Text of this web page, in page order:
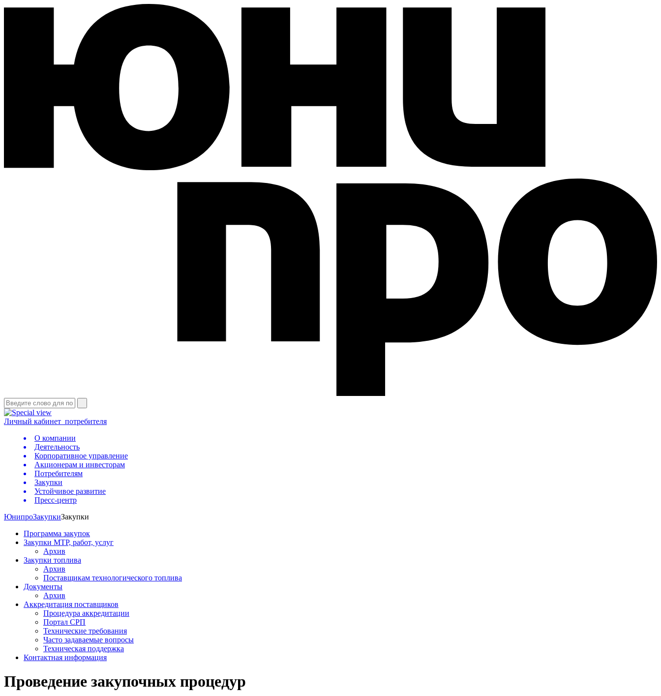
Личный кабинет потребителя
О компании
Деятельность
Корпоративное управление
Акционерам и инвесторам
Потребителям
Закупки
Устойчивое развитие
Пресс-центр
ЮнипроЗакупкиЗакупки
Программа закупок
Закупки МТР, работ, услуг
Архив
Закупки топлива
Архив
Поставщикам технологического топлива
Документы
Архив
Аккредитация поставщиков
Процедура аккредитации
Портал СРП
Технические требования
Часто задаваемые вопросы
Техническая поддержка
Контактная информация
Проведение закупочных процедур